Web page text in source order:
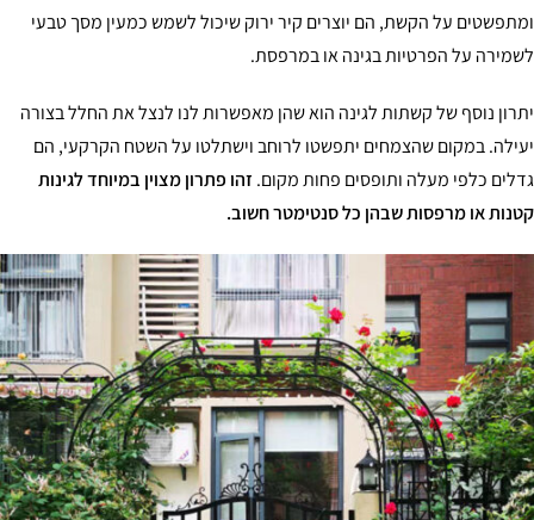
על הקשת, הם יוצרים קיר ירוק שיכול לשמש כמעין מסך טבעי
על הפרטיות בגינה או במרפסת.
נוסף של קשתות לגינה הוא שהן מאפשרות לנו לנצל את החלל בצורה
במקום שהצמחים יתפשטו לרוחב וישתלטו על השטח הקרקעי, הם
כלפי מעלה ותופסים פחות מקום.זהו פתרון מצוין במיוחד לגינות
או מרפסות שבהן כל סנטימטר חשוב.